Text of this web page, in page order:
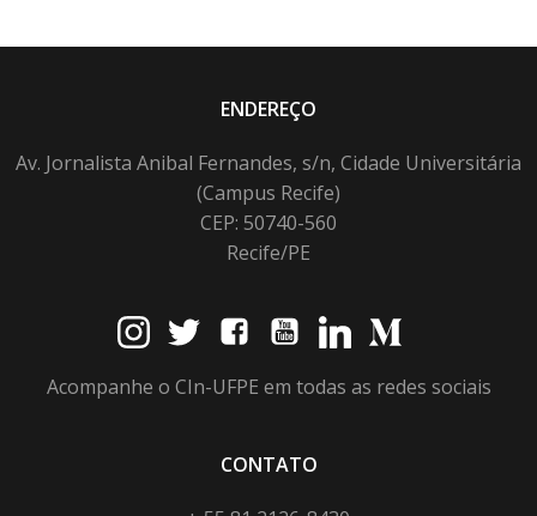
ENDEREÇO
Av. Jornalista Anibal Fernandes, s/n, Cidade Universitária
(Campus Recife)
CEP: 50740-560
Recife/PE
Acompanhe o CIn-UFPE em todas as redes sociais
CONTATO